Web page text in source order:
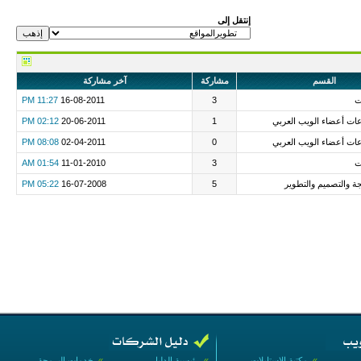
إنتقل إلى
القسم مشاركة
آخر مشاركة
3
16-08-2011
11:27 PM
أعضاء الويب العربي 1
20-06-2011
02:12 PM
أعضاء الويب العربي 0
02-04-2011
08:08 PM
3
11-01-2010
01:54 AM
والتصميم والتطوير 5
16-07-2008
05:22 PM